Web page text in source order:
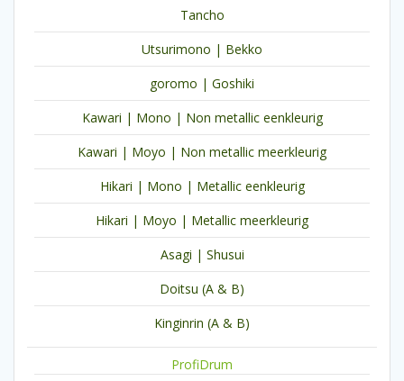
Tancho
Utsurimono | Bekko
goromo | Goshiki
Kawari | Mono | Non metallic eenkleurig
Kawari | Moyo | Non metallic meerkleurig
Hikari | Mono | Metallic eenkleurig
Hikari | Moyo | Metallic meerkleurig
Asagi | Shusui
Doitsu (A & B)
Kinginrin (A & B)
ProfiDrum